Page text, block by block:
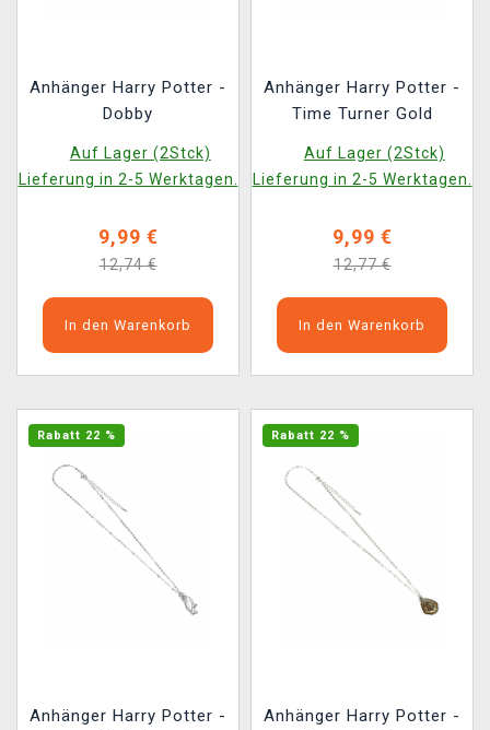
Anhänger Harry Potter -
Dobby
Auf Lager (2Stck)
Lieferung in 2-5 Werktagen.
9,99 €
12,74 €
In den Warenkorb
Anhänger Harry Potter -
Time Turner Gold
Auf Lager (2Stck)
Lieferung in 2-5 Werktagen.
9,99 €
12,77 €
In den Warenkorb
Rabatt 22 %
Anhänger Harry Potter -
Rabatt 22 %
Anhänger Harry Potter -